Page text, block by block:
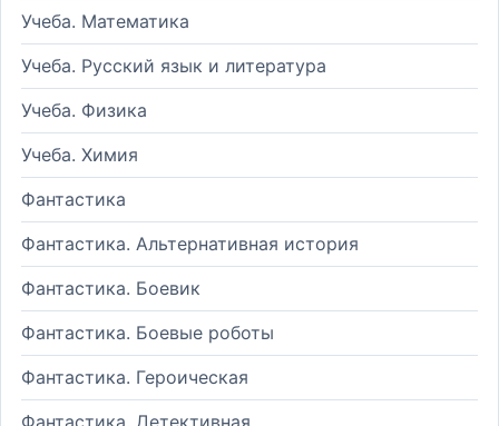
Учеба. Математика
Учеба. Русский язык и литература
Учеба. Физика
Учеба. Химия
Фантастика
Фантастика. Альтернативная история
Фантастика. Боевик
Фантастика. Боевые роботы
Фантастика. Героическая